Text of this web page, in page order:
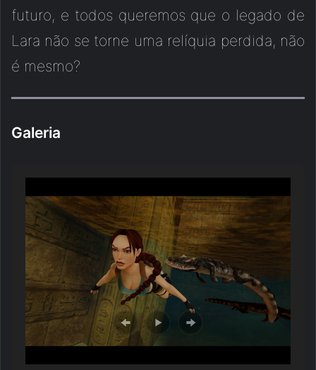
futuro, e todos queremos que o legado de
Lara não se torne uma relíquia perdida, não
é mesmo?
Galeria